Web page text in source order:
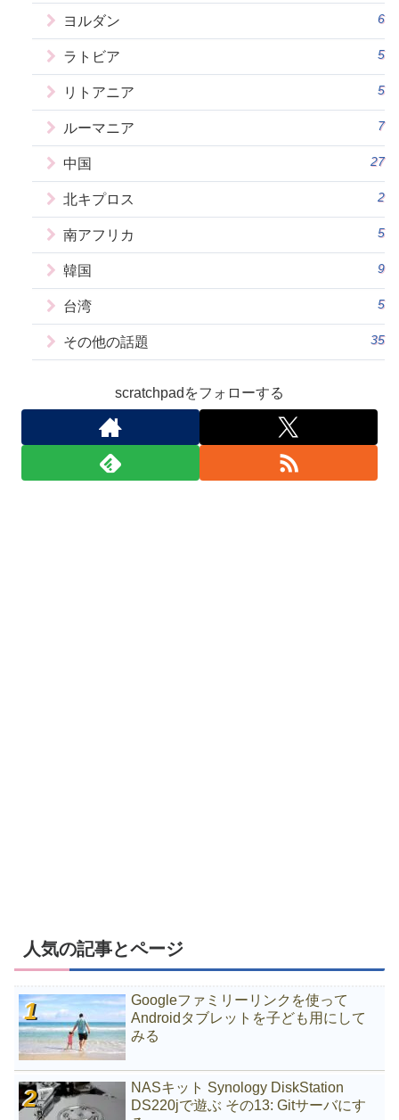
ヨルダン 6
ラトビア 5
リトアニア 5
ルーマニア 7
中国 27
北キプロス 2
南アフリカ 5
韓国 9
台湾 5
その他の話題 35
scratchpadをフォローする
人気の記事とページ
Googleファミリーリンクを使って
Androidタブレットを子ども用にして
みる
NASキット Synology DiskStation
DS220jで遊ぶ その13: Gitサーバにす